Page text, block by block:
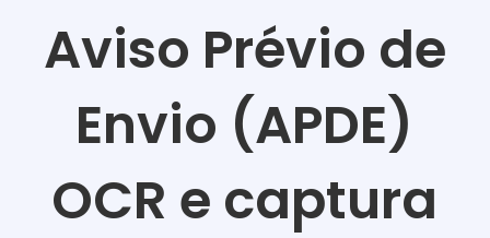
Aviso Prévio de
Envio (APDE)
OCR e captura